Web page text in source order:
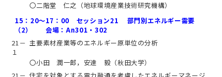
〇二階堂 仁之（地球環境産業技術研究機構）
15：20～17：00 セッション21 部門別エネルギー需要
（2） 会場：An301・302
21－
１
主要素材産業等のエネルギー原単位の分析
〇小田 潤一郎，安達 毅（秋田大学）